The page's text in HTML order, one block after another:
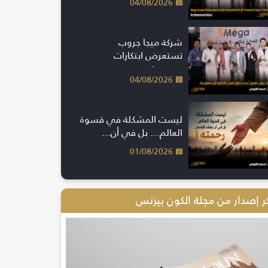
شركة ميجا جروب
تستعرض ابتكارات
سعودية...
04/08/2026
ليست المشكلة في قسوة
العالم… بل في أن...
01/08/2026
إصدار من مجلة الكون بيزنس